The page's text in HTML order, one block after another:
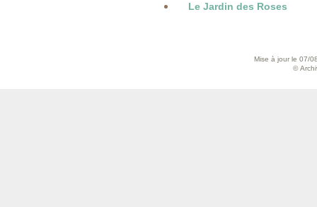
Le Jardin des Roses
Mise à jour le 07/
©